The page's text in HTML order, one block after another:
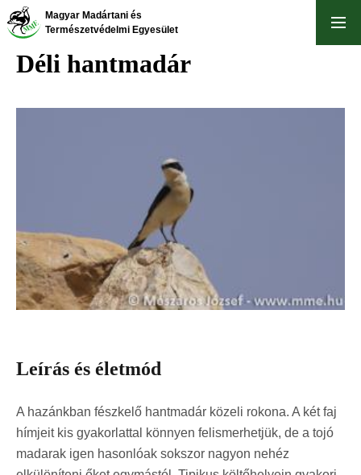
Ugrás
tartalomra
Magyar Madártani és
Természetvédelmi Egyesület
Déli hantmadár
Leírás és életmód
A hazánkban fészkelő hantmadár közeli rokona. A két faj
hímjeit kis gyakorlattal könnyen felismerhetjük, de a tojó
madarak igen hasonlóak sokszor nagyon nehéz